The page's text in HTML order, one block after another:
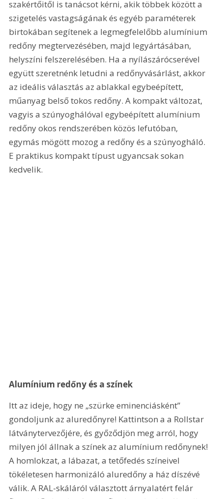
szakértőitől is tanácsot kérni, akik többek között a
szigetelés vastagságának és egyéb paraméterek
birtokában segítenek a legmegfelelőbb alumínium
redőny megtervezésében, majd legyártásában,
helyszíni felszerelésében. Ha a nyílászárócserével
együtt szeretnénk letudni a redőnyvásárlást, akkor
az ideális választás az ablakkal egybeépített,
műanyag belső tokos redőny. A kompakt változat,
vagyis a szúnyoghálóval egybeépített alumínium
redőny okos rendszerében közös lefutóban,
egymás mögött mozog a redőny és a szúnyogháló.
E praktikus kompakt típust ugyancsak sokan
kedvelik.
Alumínium redőny és a színek
Itt az ideje, hogy ne „szürke eminenciásként”
gondoljunk az aluredőnyre! Kattintson a a Rollstar
látványtervezőjére, és győződjön meg arról, hogy
milyen jól állnak a színek az alumínium redőnynek!
A homlokzat, a lábazat, a tetőfedés színeivel
tökéletesen harmonizáló aluredőny a ház díszévé
válik. A RAL-skáláról választott árnyalatért felár